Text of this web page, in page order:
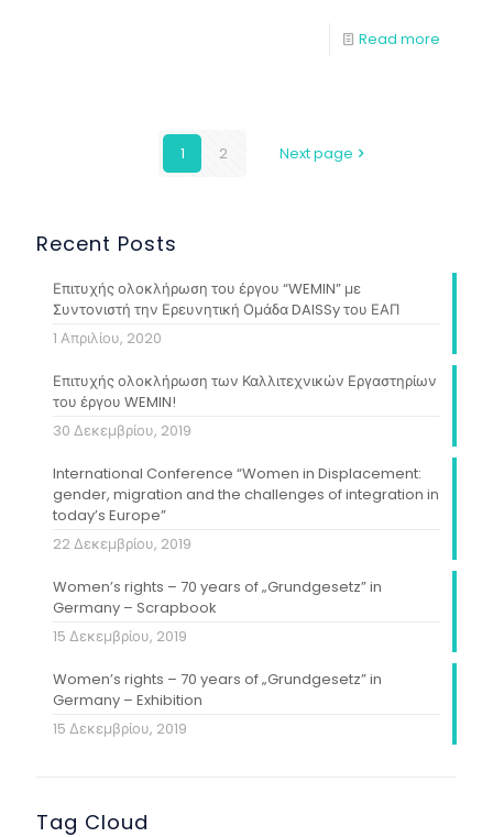
Read more
1 2 Next page
Recent Posts
Επιτυχής ολοκλήρωση του έργου “WEMIN” με
Συντονιστή την Ερευνητική Ομάδα DAISSy του ΕΑΠ
1 Απριλίου, 2020
Επιτυχής ολοκλήρωση των Καλλιτεχνικών Εργαστηρίων
του έργου WEMIN!
30 Δεκεμβρίου, 2019
International Conference “Women in Displacement:
gender, migration and the challenges of integration in
today’s Europe”
22 Δεκεμβρίου, 2019
Women’s rights – 70 years of „Grundgesetz” in
Germany – Scrapbook
15 Δεκεμβρίου, 2019
Women’s rights – 70 years of „Grundgesetz” in
Germany – Exhibition
15 Δεκεμβρίου, 2019
Tag Cloud